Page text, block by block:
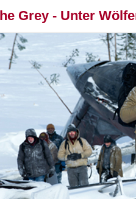
Grey - Unter